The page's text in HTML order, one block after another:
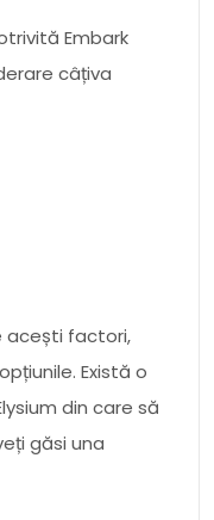
Embark
câțiva
acești factori,
Există o
din care să
găsi una